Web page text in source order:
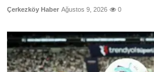
Çerkezköy Haber Ağustos 9, 2026 0